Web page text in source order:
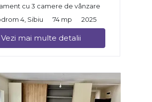
cu 3 camere de vânzare
4, Sibiu
74 mp 2025
Vezi mai multe detalii